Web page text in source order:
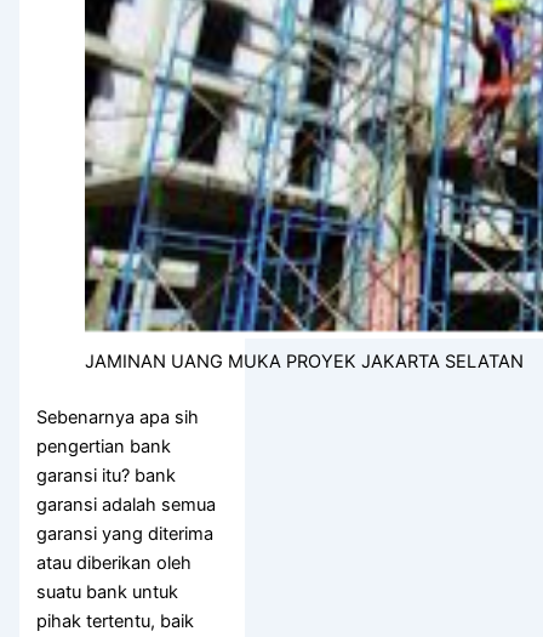
JAMINAN UANG MUKA PROYEK JAKARTA SELATAN
Sebenarnya apa sih
pengertian bank
garansi itu? bank
garansi adalah semua
garansi yang diterima
atau diberikan oleh
suatu bank untuk
pihak tertentu, baik